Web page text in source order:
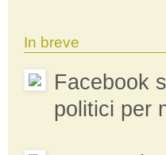
In breve
Facebook
politici per